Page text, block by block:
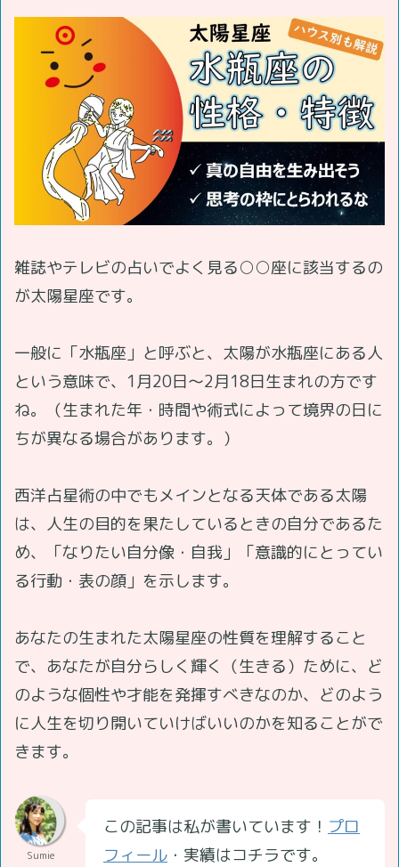
雑誌やテレビの占いでよく見る○○座に該当するの
が太陽星座です。
一般に「水瓶座」と呼ぶと、太陽が水瓶座にある人
という意味で、1月20日～2月18日生まれの方です
ね。（生まれた年・時間や術式によって境界の日に
ちが異なる場合があります。）
西洋占星術の中でもメインとなる天体である太陽
は、人生の目的を果たしているときの自分であるた
め、「なりたい自分像・自我」「意識的にとってい
る行動・表の顔」を示します。
あなたの生まれた太陽星座の性質を理解すること
で、あなたが自分らしく輝く（生きる）ために、ど
のような個性や才能を発揮すべきなのか、どのよう
に人生を切り開いていけばいいのかを知ることがで
きます。
Sumie
この記事は私が書いています！ プロ
フィール ・実績はコチラです。